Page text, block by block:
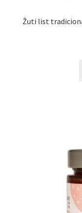
Žuti list